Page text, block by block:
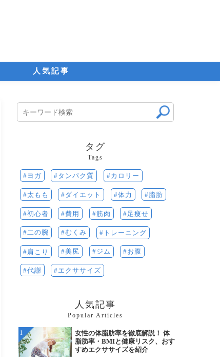
人気記事
タグ
Tags
ヨガ タンパク質 カロリー
太もも ダイエット 体力 脂肪
初心者 費用 筋肉 足痩せ
二の腕 むくみ トレーニング
肩こり 美尻 ジム お腹
代謝 エクササイズ
人気記事
Popular Articles
女性の体脂肪率を徹底解説！ 体
脂肪率・BMIと健康リスク、おす
すめエクササイズを紹介